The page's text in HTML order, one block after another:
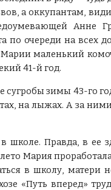
а оккупантам,
Анне
по очереди на всех
маленький
41-й год.
зимы 43-го
на лыжах. А за
школе. Правда, в ее
Мария
в школу, матери
«Путь вперед»